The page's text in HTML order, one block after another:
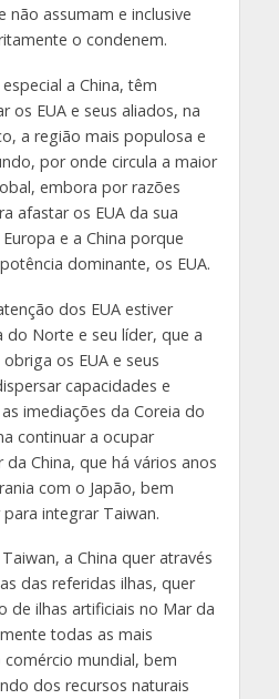
não assumam e inclusive
o condenem.
a China, têm
os EUA e seus aliados, na
a região mais populosa e
por onde circula a maior
embora por razões
afastar os EUA da sua
e a China porque
dominante, os EUA.
dos EUA estiver
do Norte e seu líder, que a
os EUA e seus
capacidades e
imediações da Coreia do
continuar a ocupar
China, que há vários anos
com o Japão, bem
integrar Taiwan.
a China quer através
das referidas ilhas, quer
de ilhas artificiais no Mar da
todas as mais
mundial, bem
dos recursos naturais